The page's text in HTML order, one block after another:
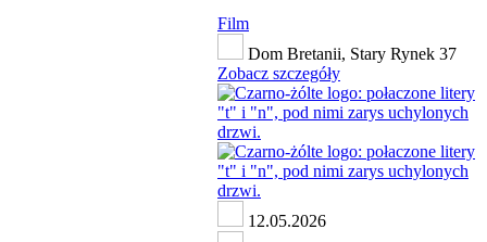
Film
Dom Bretanii, Stary Rynek 37
Zobacz szczegóły
12.05.2026